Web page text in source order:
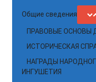
Общие сведения
ПРАВОВЫЕ ОСНОВЫ
ИСТОРИЧЕСКАЯ
НАГРАДЫ
ИНГУШЕТИЯ